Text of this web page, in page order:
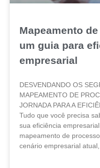
Mapeamento
um guia para
empresarial
DESVENDANDO OS
MAPEAMENTO DE
JORNADA PARA A
Tudo que você precisa
sua eficiência
mapeamento de
cenário empresarial